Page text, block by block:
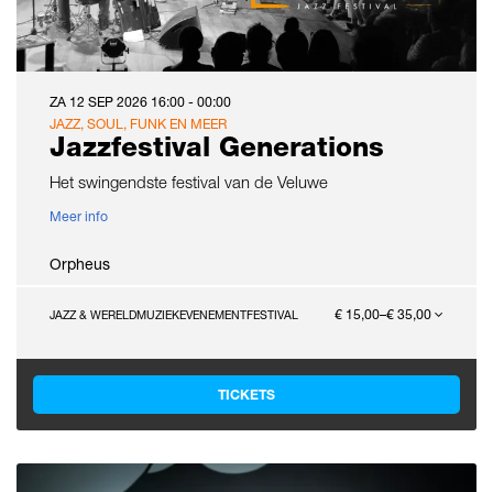
Jazzfestival Generations
Het swingendste festival van de Veluwe
JAZZ, SOUL, FUNK EN MEER
ZA 12 SEP 2026 16:00 - 00:00
Meer info
Orpheus
JAZZ & WERELDMUZIEKEVENEMENTFESTIVAL € 15,00–€ 35,00
TICKETS